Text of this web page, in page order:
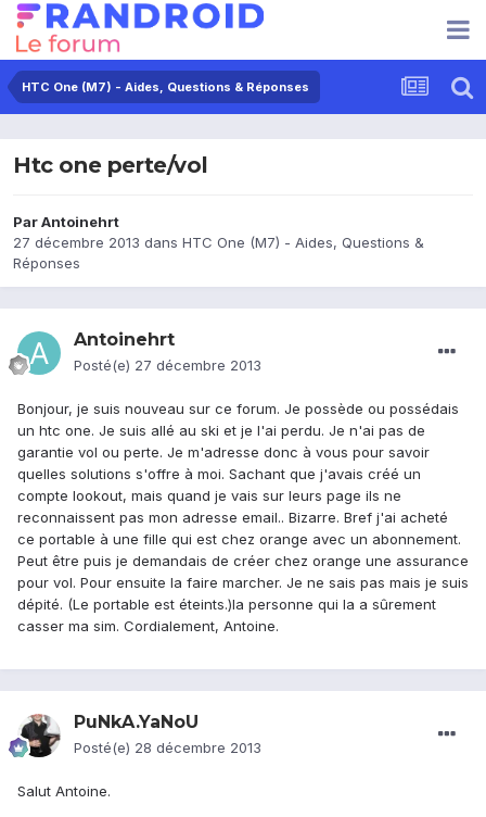
HTC One (M7) - Aides, Questions & Réponses
Htc one perte/vol
ParAntoinehrt
27 décembre 2013 dans HTC One (M7) - Aides, Questions &
Réponses
Antoinehrt
Posté(e) 27 décembre 2013
Bonjour, je suis nouveau sur ce forum. Je possède ou possédais
un htc one. Je suis allé au ski et je l'ai perdu. Je n'ai pas de
garantie vol ou perte. Je m'adresse donc à vous pour savoir
quelles solutions s'offre à moi. Sachant que j'avais créé un
compte lookout, mais quand je vais sur leurs page ils ne
reconnaissent pas mon adresse email.. Bizarre. Bref j'ai acheté
ce portable à une fille qui est chez orange avec un abonnement.
Peut être puis je demandais de créer chez orange une assurance
pour vol. Pour ensuite la faire marcher. Je ne sais pas mais je suis
dépité. (Le portable est éteints.)la personne qui la a sûrement
casser ma sim. Cordialement, Antoine.
PuNkA.YaNoU
Posté(e) 28 décembre 2013
Salut Antoine.